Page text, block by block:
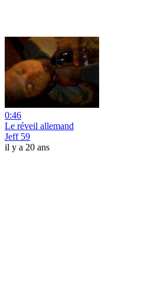
0:46
Le réveil allemand
Jeff 59
il y a 20 ans